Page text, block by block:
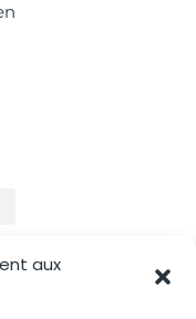
aux